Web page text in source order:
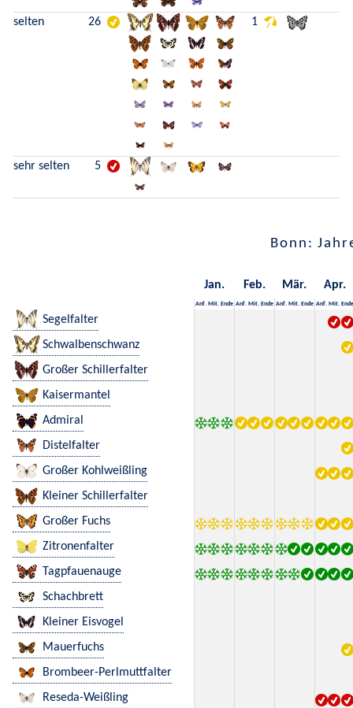
selten 26 1
sehr selten 5
Bonn:
Jan. Feb. Mär. Apr.
Anf. Mit. Ende Anf. Mit. Ende Anf. Mit. Ende Anf. Mit. Ende
Segelfalter
Schwalbenschwanz
Großer Schillerfalter
Kaisermantel
Admiral
Distelfalter
Großer Kohlweißling
Kleiner Schillerfalter
Großer Fuchs
Zitronenfalter
Tagpfauenauge
Schachbrett
Kleiner Eisvogel
Mauerfuchs
Brombeer-Perlmuttfalter
Reseda-Weißling